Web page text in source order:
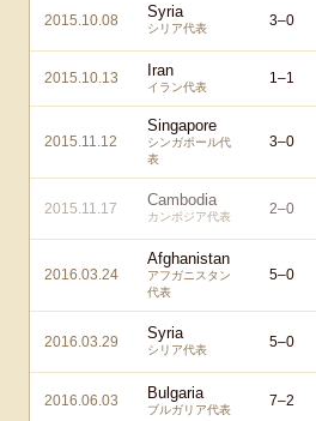
2015.10.08 Syria
シリア代表 3–0
2015.10.13 Iran
イラン代表
1–1
2015.11.12
Singapore
シンガポール代
表
3–0
2015.11.17 Cambodia
カンボジア代表 2–0
2016.03.24
Afghanistan
アフガニスタン
代表
5–0
2016.03.29 Syria
シリア代表 5–0
2016.06.03 Bulgaria
ブルガリア代表
7–2